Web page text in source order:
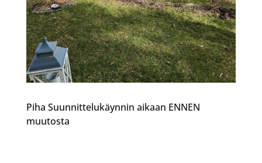
Piha Suunnittelukäynnin aikaan ENNEN
muutosta